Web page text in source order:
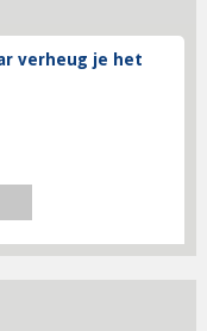
verheug je het